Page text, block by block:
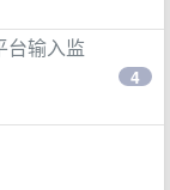
台输入监
4